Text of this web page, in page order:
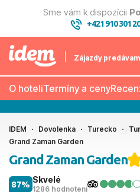
Sme vám k dispozícii
+421 910 301
Zájazdy
O hoteliTermíny a ceny
IDEM Dovolenka Turecko
Grand Zaman Garden
Grand Zaman Garden
Skvelé
1286 hodnotení
87%